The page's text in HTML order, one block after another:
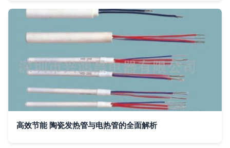
高效节能 陶瓷发热管与电热管的全面解析